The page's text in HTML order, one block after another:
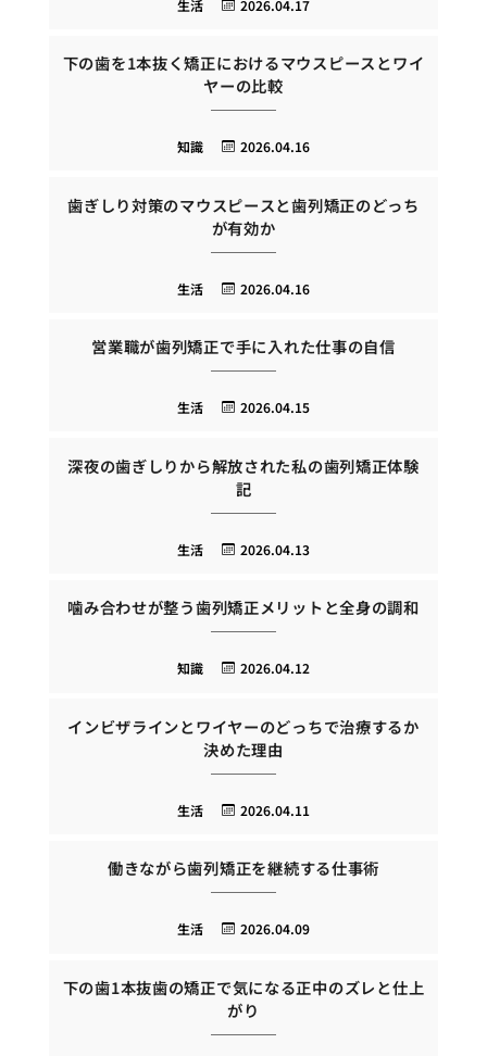
2026.04.17
生活
下の歯を1本抜く矯正におけるマウスピースとワイ
ヤーの比較
2026.04.16
知識
歯ぎしり対策のマウスピースと歯列矯正のどっち
が有効か
2026.04.16
生活
営業職が歯列矯正で手に入れた仕事の自信
2026.04.15
生活
深夜の歯ぎしりから解放された私の歯列矯正体験
記
2026.04.13
生活
噛み合わせが整う歯列矯正メリットと全身の調和
2026.04.12
知識
インビザラインとワイヤーのどっちで治療するか
決めた理由
2026.04.11
生活
働きながら歯列矯正を継続する仕事術
2026.04.09
生活
下の歯1本抜歯の矯正で気になる正中のズレと仕上
がり